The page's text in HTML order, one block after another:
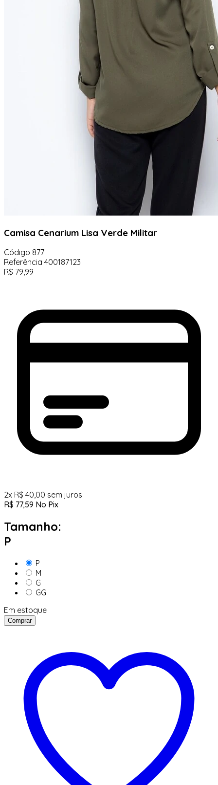
Camisa Cenarium Lisa Verde Militar
Código 877
Referência 400187123
R$ 79,99
2x R$ 40,00 sem juros
R$ 77,59 No Pix
Tamanho:
P
P
M
G
GG
Em estoque
Comprar